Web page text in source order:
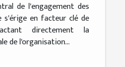
de l'engagement des
s'érige en facteur clé de
directement la
de l'organisation...